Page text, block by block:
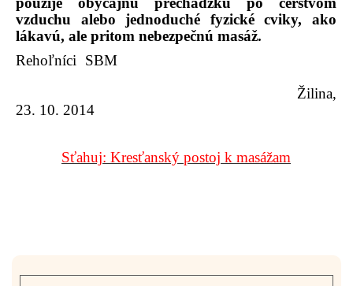
vzduchu alebo jednoduché fyzické cviky, ako
lákavú, ale pritom nebezpečnú masáž.
Rehoľníci SBM
Žilina,
23. 10. 2014
Sťahuj: Kresťanský postoj k masážam